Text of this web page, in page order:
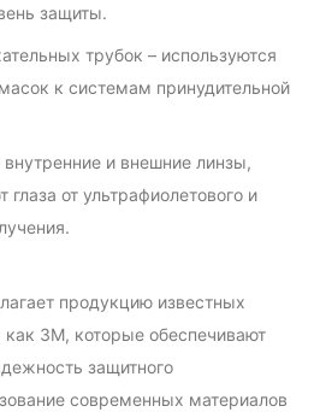
защиты.
трубок – используются
к системам принудительной
и внешние линзы,
от ультрафиолетового и
продукцию известных
как 3M, которые обеспечивают
защитного
современных материалов